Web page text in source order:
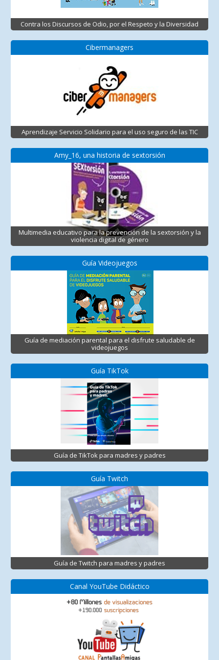
Contra los Discursos de Odio, por el Respeto y la Diversidad
Cibermanagers
Aprendizaje Servicio Solidario para el uso seguro de las TIC
Amy_16, una historia de sextorsión
Multimedia educativo para la prevención de la sextorsión y la
violencia digital de género
Guía Videojuegos
Guía de mediación parental para el disfrute saludable de
videojuegos
Guía TikTok
Guía de TikTok para madres y padres
Guía Twitch
Guía de Twitch para madres y padres
Canal YouTube Didáctico